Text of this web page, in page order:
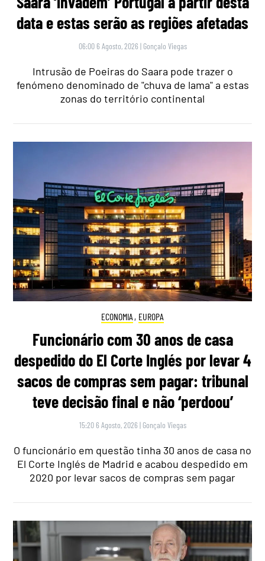
data e estas serão as regiões afetadas
06:00 6 Agosto, 2026 | Gonçalo Viegas
Intrusão de Poeiras do Saara pode trazer o
fenómeno denominado de "chuva de lama" a estas
zonas do território continental
ECONOMIA , EUROPA
Funcionário com 30 anos de casa
despedido do El Corte Inglés por levar 4
sacos de compras sem pagar: tribunal
teve decisão final e não ‘perdoou’
15:20 6 Agosto, 2026 | Gonçalo Viegas
O funcionário em questão tinha 30 anos de casa no
El Corte Inglés de Madrid e acabou despedido em
2020 por levar sacos de compras sem pagar